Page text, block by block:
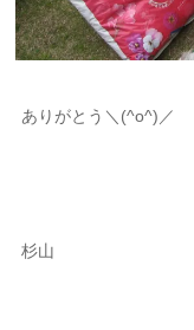
ありがとう＼(^o^)／
杉山